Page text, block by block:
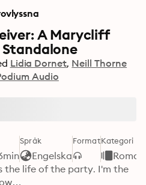
A Marycliff
Lidia Dornet Neill Thorne
Audio
Språk
Engelska
FormatKategori
the life of the party. I'm the